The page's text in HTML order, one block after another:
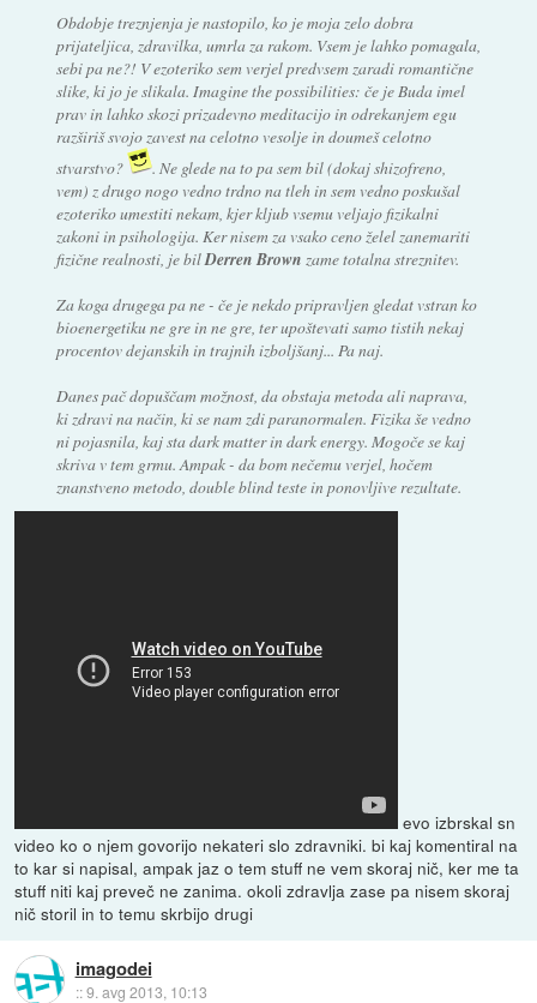
Obdobje treznjenja je nastopilo, ko je moja zelo dobra
prijateljica, zdravilka, umrla za rakom. Vsem je lahko pomagala,
sebi pa ne?! V ezoteriko sem verjel predvsem zaradi romantične
slike, ki jo je slikala. Imagine the possibilities: če je Buda imel
prav in lahko skozi prizadevno meditacijo in odrekanjem egu
razširiš svojo zavest na celotno vesolje in doumeš celotno
stvarstvo?
. Ne glede na to pa sem bil (dokaj shizofreno,
vem) z drugo nogo vedno trdno na tleh in sem vedno poskušal
ezoteriko umestiti nekam, kjer kljub vsemu veljajo fizikalni
zakoni in psihologija. Ker nisem za vsako ceno želel zanemariti
fizične realnosti, je bilDerren Brown zame totalna streznitev.
Za koga drugega pa ne - če je nekdo pripravljen gledat vstran ko
bioenergetiku ne gre in ne gre, ter upoštevati samo tistih nekaj
procentov dejanskih in trajnih izboljšanj... Pa naj.
Danes pač dopuščam možnost, da obstaja metoda ali naprava,
ki zdravi na način, ki se nam zdi paranormalen. Fizika še vedno
ni pojasnila, kaj sta dark matter in dark energy. Mogoče se kaj
skriva v tem grmu. Ampak - da bom nečemu verjel, hočem
znanstveno metodo, double blind teste in ponovljive rezultate.
evo izbrskal sn
video ko o njem govorijo nekateri slo zdravniki. bi kaj komentiral na
to kar si napisal, ampak jaz o tem stuff ne vem skoraj nič, ker me ta
stuff niti kaj preveč ne zanima. okoli zdravlja zase pa nisem skoraj
nič storil in to temu skrbijo drugi
imagodei
::9. avg 2013, 10:13